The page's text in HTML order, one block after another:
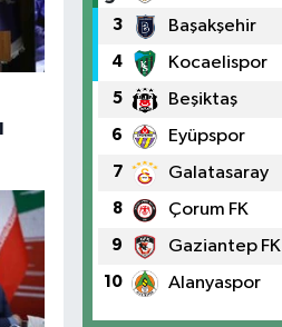
3 Başakşehir
4 Kocaelispor
5 Beşiktaş
6 Eyüpspor
7 Galatasaray
8 Çorum FK
9 Gaziantep FK
10 Alanyaspor